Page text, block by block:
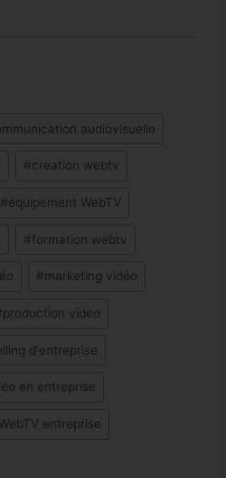
audiovisuelle
#creation webtv
#équipement WebTV
#formation webtv
#marketing vidéo
production video
d'entreprise
en entreprise
WebTV entreprise